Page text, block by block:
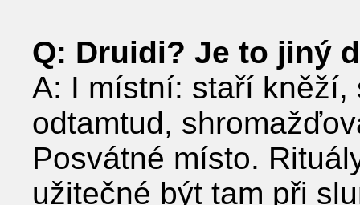
Q: Druidi? Je to jiný
A: I místní: staří kněží,
odtamtud,
Posvátné místo.
užitečné být tam při